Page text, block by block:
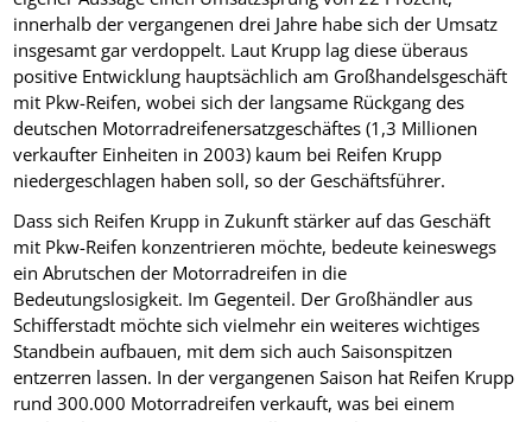
innerhalb der vergangenen drei Jahre habe sich der Umsatz
insgesamt gar verdoppelt. Laut Krupp lag diese überaus
positive Entwicklung hauptsächlich am Großhandelsgeschäft
mit Pkw-Reifen, wobei sich der langsame Rückgang des
deutschen Motorradreifenersatzgeschäftes (1,3 Millionen
verkaufter Einheiten in 2003) kaum bei Reifen Krupp
niedergeschlagen haben soll, so der Geschäftsführer.
Dass sich Reifen Krupp in Zukunft stärker auf das Geschäft
mit Pkw-Reifen konzentrieren möchte, bedeute keineswegs
ein Abrutschen der Motorradreifen in die
Bedeutungslosigkeit. Im Gegenteil. Der Großhändler aus
Schifferstadt möchte sich vielmehr ein weiteres wichtiges
Standbein aufbauen, mit dem sich auch Saisonspitzen
entzerren lassen. In der vergangenen Saison hat Reifen Krupp
rund 300.000 Motorradreifen verkauft, was bei einem